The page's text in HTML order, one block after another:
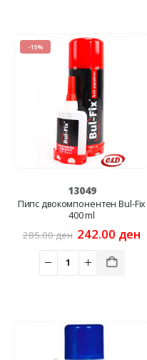
-15%
13049
Пипс двокомпонентен Bul-Fix
400 ml
285.00ден Original
was:
285.00 ден.
242.00 ден